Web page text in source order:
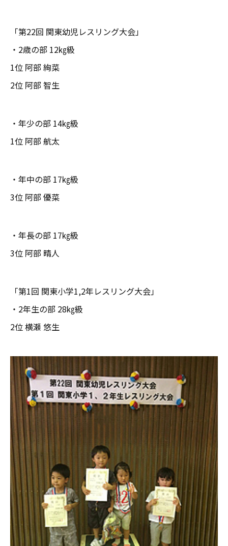
「第22回 関東幼児レスリング大会」
・2歳の部 12㎏級
1位 阿部 絢菜
2位 阿部 智生
・年少の部 14㎏級
1位 阿部 航太
・年中の部 17㎏級
3位 阿部 優菜
・年長の部 17㎏級
3位 阿部 晴人
「第1回 関東小学1,2年レスリング大会」
・2年生の部 28㎏級
2位 横瀬 悠生